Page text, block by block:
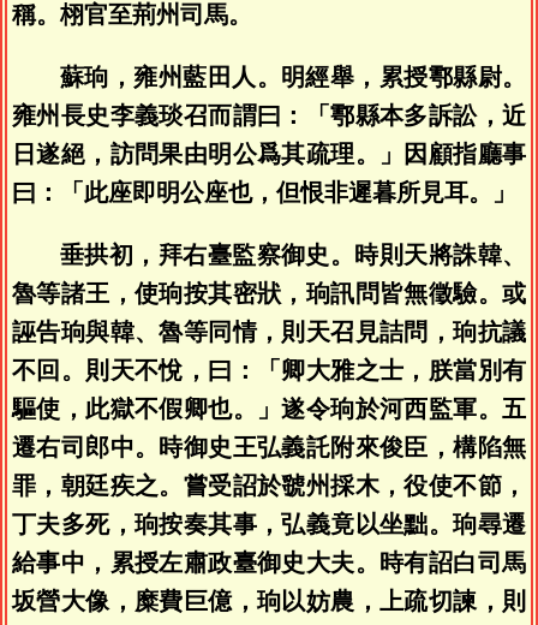
稱。栩官至荊州司馬。
蘇珦，雍州藍田人。明經舉，累授鄠縣尉。
雍州長史李義琰召而謂曰：「鄠縣本多訴訟，近
日遂絕，訪問果由明公爲其疏理。」因顧指廳事
曰：「此座即明公座也，但恨非遲暮所見耳。」
垂拱初，拜右臺監察御史。時則天將誅韓、
魯等諸王，使珦按其密狀，珦訊問皆無徵驗。或
誣告珦與韓、魯等同情，則天召見詰問，珦抗議
不回。則天不悅，曰：「卿大雅之士，朕當別有
驅使，此獄不假卿也。」遂令珦於河西監軍。五
遷右司郎中。時御史王弘義託附來俊臣，構陷無
罪，朝廷疾之。嘗受詔於虢州採木，役使不節，
丁夫多死，珦按奏其事，弘義竟以坐黜。珦尋遷
給事中，累授左肅政臺御史大夫。時有詔白司馬
坂營大像，糜費巨億，珦以妨農，上疏切諫，則